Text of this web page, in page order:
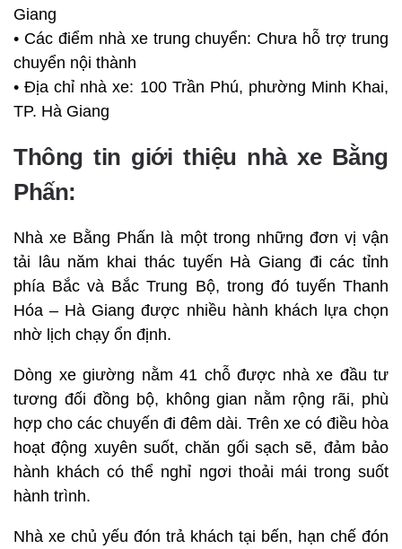
Giang
• Các điểm nhà xe trung chuyển: Chưa hỗ trợ trung
chuyển nội thành
• Địa chỉ nhà xe: 100 Trần Phú, phường Minh Khai,
TP. Hà Giang
Thông tin giới thiệu nhà xe Bằng
Phấn:
Nhà xe Bằng Phấn là một trong những đơn vị vận
tải lâu năm khai thác tuyến Hà Giang đi các tỉnh
phía Bắc và Bắc Trung Bộ, trong đó tuyến Thanh
Hóa – Hà Giang được nhiều hành khách lựa chọn
nhờ lịch chạy ổn định.
Dòng xe giường nằm 41 chỗ được nhà xe đầu tư
tương đối đồng bộ, không gian nằm rộng rãi, phù
hợp cho các chuyến đi đêm dài. Trên xe có điều hòa
hoạt động xuyên suốt, chăn gối sạch sẽ, đảm bảo
hành khách có thể nghỉ ngơi thoải mái trong suốt
hành trình.
Nhà xe chủ yếu đón trả khách tại bến, hạn chế đón